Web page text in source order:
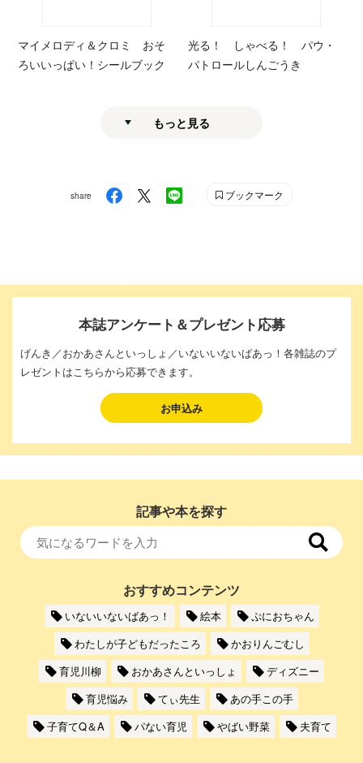
マイメロディ＆クロミ おそ
ろいいっぱい！シールブック
光る！ しゃべる！ パウ・
パトロールしんごうき
もっと見る
share ブックマーク
本誌アンケート＆プレゼント応募
げんき／おかあさんといっしょ／いないいないばあっ！各雑誌のプ
レゼントはこちらから応募できます。
お申込み
記事や本を探す
おすすめコンテンツ
いないいないばあっ！ 絵本
ぷにおちゃん
わたしが子どもだったころ
かおりんごむし
育児川柳
おかあさんといっしょ
ディズニー
育児悩み
てぃ先生
あの手この手
子育てQ＆A
パない育児 やばい野菜 夫育て